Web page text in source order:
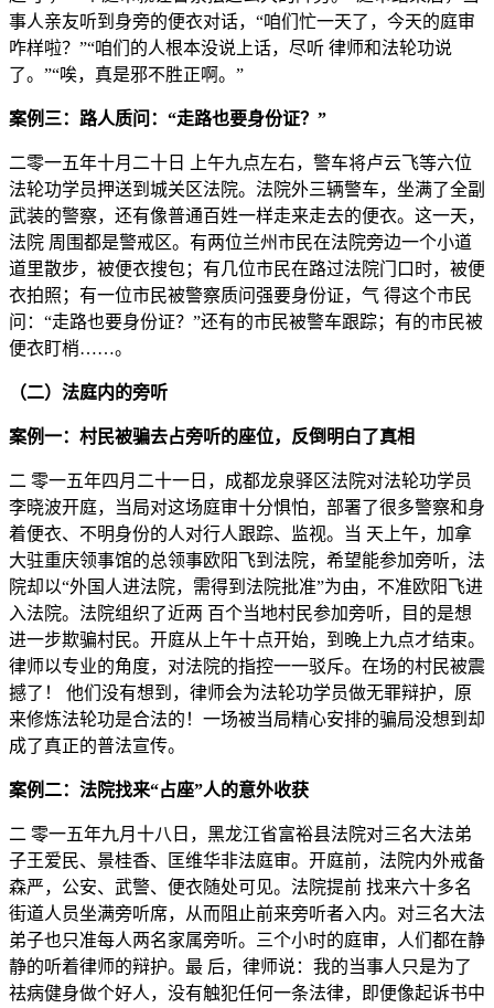
事人亲友听到身旁的便衣对话，“咱们忙一天了，今天的庭审
咋样啦？”“咱们的人根本没说上话，尽听 律师和法轮功说
了。”“唉，真是邪不胜正啊。”
案例三：路人质问：“走路也要身份证？”
二零一五年十月二十日 上午九点左右，警车将卢云飞等六位
法轮功学员押送到城关区法院。法院外三辆警车，坐满了全副
武装的警察，还有像普通百姓一样走来走去的便衣。这一天，
法院 周围都是警戒区。有两位兰州市民在法院旁边一个小道
道里散步，被便衣搜包；有几位市民在路过法院门口时，被便
衣拍照；有一位市民被警察质问强要身份证，气 得这个市民
问：“走路也要身份证？”还有的市民被警车跟踪；有的市民被
便衣盯梢……。
（二）法庭内的旁听
案例一：村民被骗去占旁听的座位，反倒明白了真相
二 零一五年四月二十一日，成都龙泉驿区法院对法轮功学员
李晓波开庭，当局对这场庭审十分惧怕，部署了很多警察和身
着便衣、不明身份的人对行人跟踪、监视。当 天上午，加拿
大驻重庆领事馆的总领事欧阳飞到法院，希望能参加旁听，法
院却以“外国人进法院，需得到法院批准”为由，不准欧阳飞进
入法院。法院组织了近两 百个当地村民参加旁听，目的是想
进一步欺骗村民。开庭从上午十点开始，到晚上九点才结束。
律师以专业的角度，对法院的指控一一驳斥。在场的村民被震
撼了！ 他们没有想到，律师会为法轮功学员做无罪辩护，原
来修炼法轮功是合法的！一场被当局精心安排的骗局没想到却
成了真正的普法宣传。
案例二：法院找来“占座”人的意外收获
二 零一五年九月十八日，黑龙江省富裕县法院对三名大法弟
子王爱民、景桂香、匡维华非法庭审。开庭前，法院内外戒备
森严，公安、武警、便衣随处可见。法院提前 找来六十多名
街道人员坐满旁听席，从而阻止前来旁听者入内。对三名大法
弟子也只准每人两名家属旁听。三个小时的庭审，人们都在静
静的听着律师的辩护。最 后，律师说：我的当事人只是为了
祛病健身做个好人，没有触犯任何一条法律，即便像起诉书中